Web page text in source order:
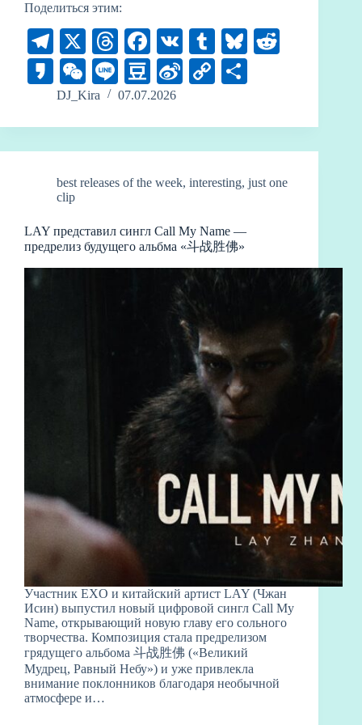
Поделиться этим:
Te
le
gr
m
X
T
hr
ea
Fa
ce
bo
V
K
T
u
m
r
Bl
K
ak
ao
W
e
C
ha
t
Li
ne
D
ou
ba
n
Si
W
ei
bo
C
y
Li
nk
ра
ви
ть
DJ_Kira 07.07.2026
best releases of the week, interesting, just one
clip
LAY представил сингл Call My Name —
предрелиз будущего альбма «斗战胜佛»
Участник EXO и китайский артист LAY (Чжан
Исин) выпустил новый цифровой сингл Call My
Name, открывающий новую главу его сольного
творчества. Композиция стала предрелизом
грядущего альбома 斗战胜佛 («Великий
Мудрец, Равный Небу») и уже привлекла
внимание поклонников благодаря необычной
атмосфере и…